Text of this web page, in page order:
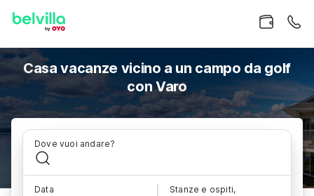
Casa vacanze vicino a un campo da golf
con Varo
Dove vuoi andare?
Data Stanze e ospiti,